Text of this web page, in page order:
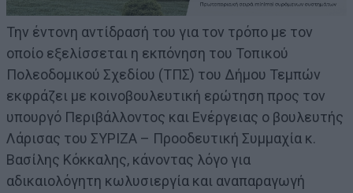
Την έντονη αντίδρασή του για τον τρόπο με τον
οποίο εξελίσσεται η εκπόνηση του Τοπικού
Πολεοδομικού Σχεδίου (ΤΠΣ) του Δήμου Τεμπών
εκφράζει με κοινοβουλευτική ερώτηση προς τον
υπουργό Περιβάλλοντος και Ενέργειας ο βουλευτής
Λάρισας του ΣΥΡΙΖΑ – Προοδευτική Συμμαχία κ.
Βασίλης Κόκκαλης, κάνοντας λόγο για
αδικαιολόγητη κωλυσιεργία και αναπαραγωγή